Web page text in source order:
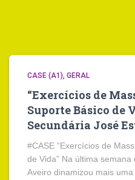
CASE (A1) GERAL
“Exercícios de
Suporte Básico de
Secundária José
#CASE “Exercícios de
de Vida” Na última
Aveiro dinamizou mais